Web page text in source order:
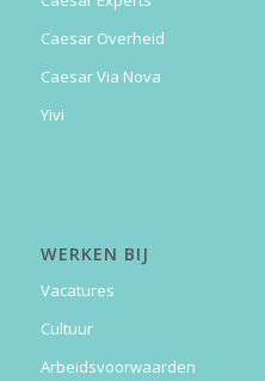
Caesar Overheid
Caesar Via Nova
Yivi
WERKEN BIJ
Vacatures
Cultuur
Arbeidsvoorwaarden